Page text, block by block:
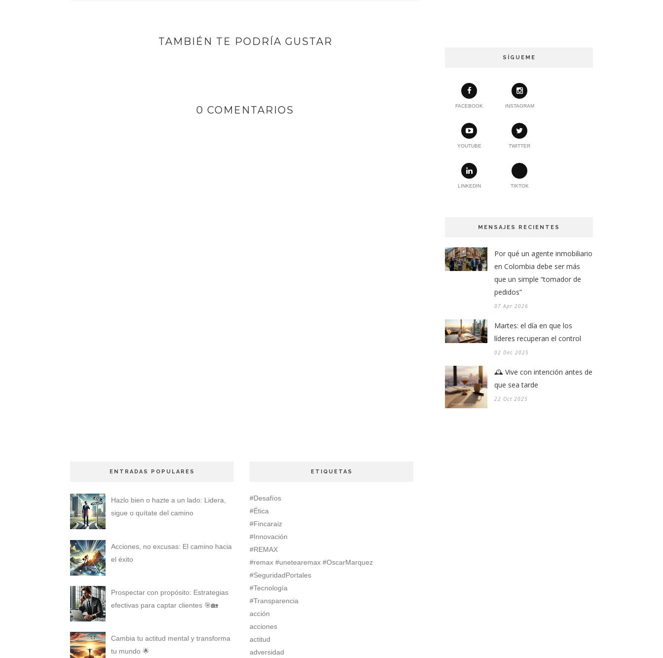
TAMBIÉN TE PODRÍA GUSTAR
0 COMENTARIOS
SÍGUEME
FACEBOOK INSTAGRAM
YOUTUBE TWITTER
LINKEDIN TIKTOK
MENSAJES RECIENTES
Por qué un agente inmobiliario
en Colombia debe ser más
que un simple “tomador de
pedidos”
07 Apr 2026
Martes: el día en que los
líderes recuperan el control
02 Dec 2025
🕰️ Vive con intención antes de
que sea tarde
22 Oct 2025
ENTRADAS POPULARES
Hazlo bien o hazte a un lado: Lidera,
sigue o quítate del camino
Acciones, no excusas: El camino hacia
el éxito
Prospectar con propósito: Estrategias
efectivas para captar clientes 🎯🏡
Cambia tu actitud mental y transforma
tu mundo 🌟
ETIQUETAS
#Desafíos
#Ética
#Fincaraiz
#Innovación
#REMAX
#remax #unetearemax #OscarMarquez
#SeguridadPortales
#Tecnología
#Transparencia
acción
acciones
actitud
adversidad